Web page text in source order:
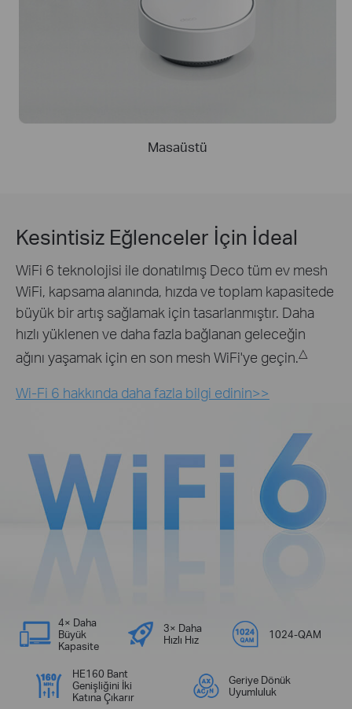
Masaüstü
Kesintisiz Eğlenceler İçin İdeal
WiFi 6 teknolojisi ile donatılmış Deco tüm ev mesh
WiFi, kapsama alanında, hızda ve toplam kapasitede
büyük bir artış sağlamak için tasarlanmıştır. Daha
hızlı yüklenen ve daha fazla bağlanan geleceğin
ağını yaşamak için en son mesh WiFi'ye geçin. △
Wi-Fi 6 hakkında daha fazla bilgi edinin>>
4× Daha
Büyük
Kapasite
3× Daha
Hızlı Hız
1024-QAM
HE160 Bant
Genişliğini İki
Katına Çıkarır
Geriye Dönük
Uyumluluk